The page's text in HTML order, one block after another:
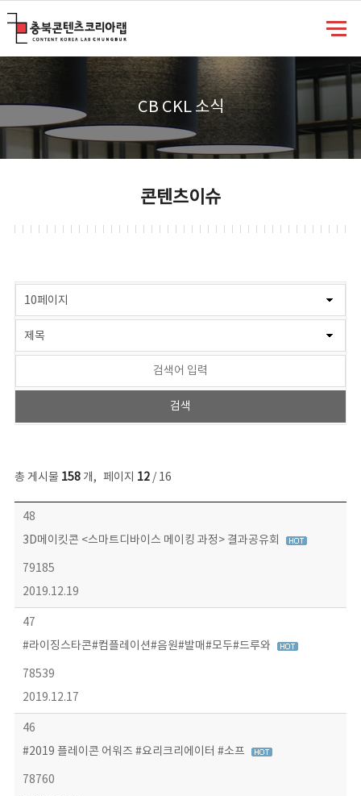
CB CKL 소식
콘텐츠이슈
총 게시물 158개, 페이지 12/ 16
콘텐츠이슈 목록 - 번호, 제목, 작성자, 파일, 조회수, 작성일 정보 제공
48
3D메이킷콘 <스마트디바이스 메이킹 과정> 결과공유회
79185
2019.12.19
47
#라이징스타콘#컴플레이션#음원#발매#모두#드루와
78539
2019.12.17
46
#2019 플레이콘 어워즈 #요리크리에이터 #소프
78760